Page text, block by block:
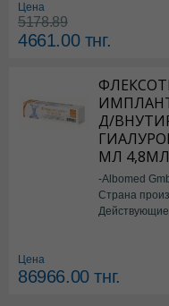
Цена
5178.89
4661.00тнг.
Д/
МЛ 4,8МЛ
-Albomed
Страна
Цена
86966.00тнг.